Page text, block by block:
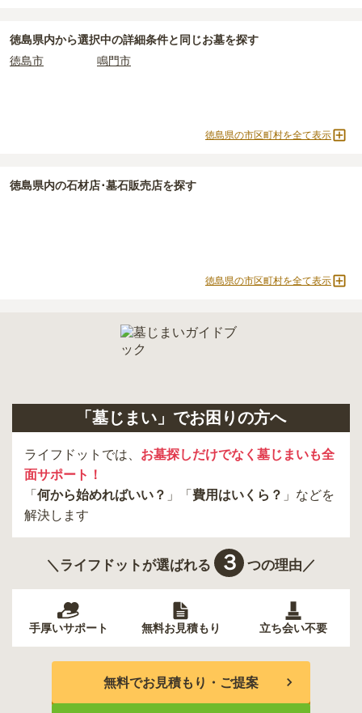
・ 開眼法要の費用 ：お墓を新しく建てた際に行う儀式のための費
・納骨式の費用
：お墓に遺骨を納める儀式のための費用。僧侶に渡
現地見学では、担当者に「提示金額以外にかかる費用はないか」を
お墓を探すのがおすすめです。
1人用区画あり
2人用区画あり 3人用区画あり
徳島県内から選択中の詳細条件と同じお墓を探す
徳島市
鳴門市
徳島県の市区町村を全て表示
徳島県内の石材店･墓石販売店を探す
徳島県の市区町村を全て表示
「墓じまい」でお困りの方へ
ライフドットでは、 お墓探しだけでなく墓じまいも全
面サポート！
「 何から始めればいい？ 」「 費用はいくら？ 」などを
解決します
＼ライフドットが選ばれる ３ つの理由／
手厚いサポート 無料お見積もり 立ち会い不要
無料でお見積もり・ご提案